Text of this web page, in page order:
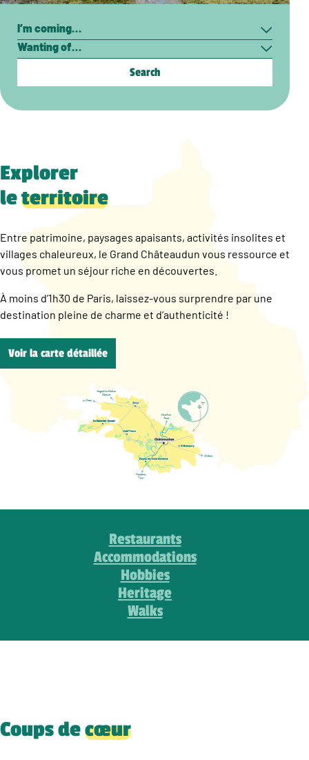
Search
Explorer
leterritoire
Entre patrimoine, paysages apaisants, activités insolites et
villages chaleureux, le Grand Châteaudun vous ressource et
vous promet un séjour riche en découvertes.
À moins d’1h30 de Paris, laissez-vous surprendre par une
destination pleine de charme et d’authenticité !
Voir la carte détaillée
Restaurants
Accommodations
Hobbies
Heritage
Walks
Coups decœur